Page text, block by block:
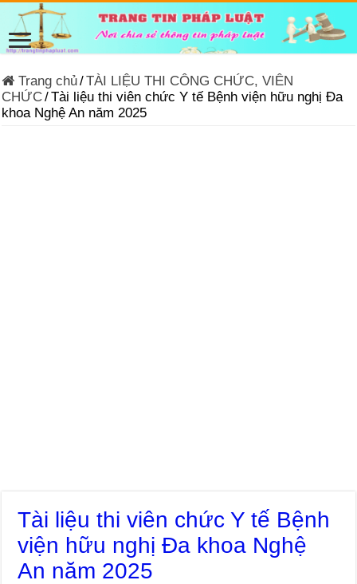
Trang chủ/TÀI LIỆU THI CÔNG CHỨC, VIÊN
CHỨC/Tài liệu thi viên chức Y tế Bệnh viện hữu nghị Đa
khoa Nghệ An năm 2025
Tài liệu thi viên chức Y tế Bệnh
viện hữu nghị Đa khoa Nghệ
An năm 2025